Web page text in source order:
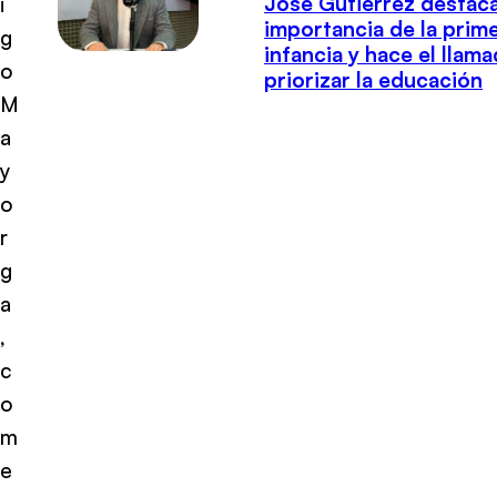
g
o
M
a
y
o
r
g
a
,
c
o
m
e
importancia de la
infancia y hace el
priorizar la educación